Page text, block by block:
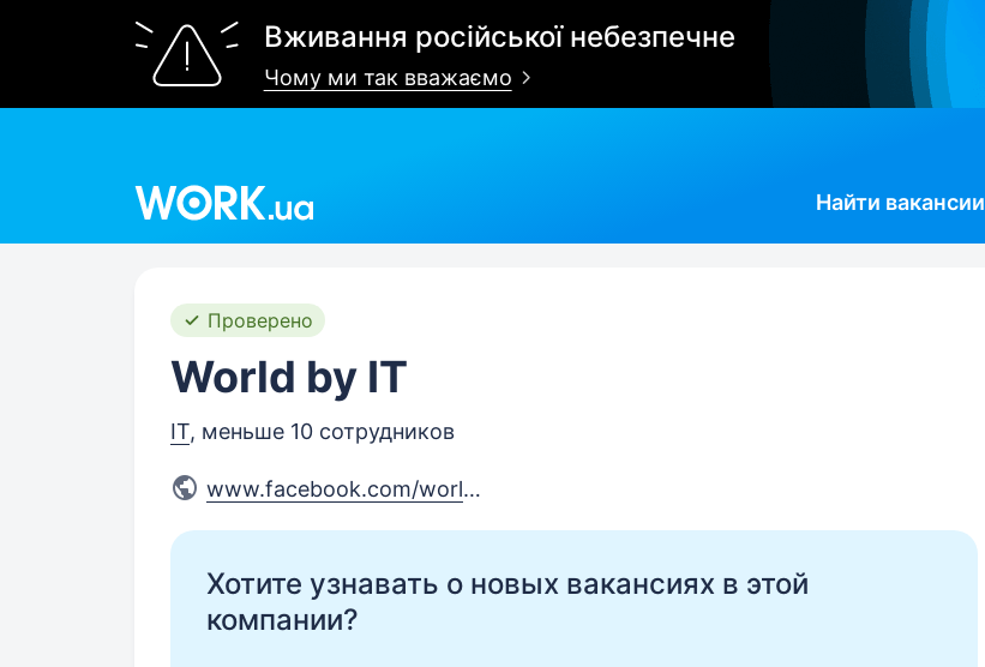
Вживання російської небезпечне
Чому ми так вважаємо
Найти вакансии
Проверено
World by IT
IT, меньше 10 сотрудников
www.facebook.com/worldbyit/
Хотите узнавать о новых вакансиях в этой
компании?